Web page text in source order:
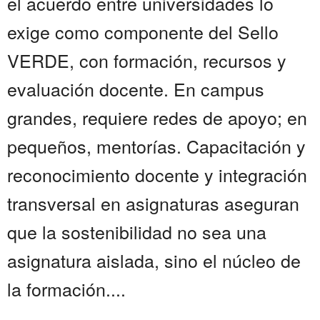
exige como componente del Sello
VERDE, con formación, recursos y
evaluación docente. En campus
grandes, requiere redes de apoyo; en
pequeños, mentorías. Capacitación y
reconocimiento docente y integración
transversal en asignaturas aseguran
que la sostenibilidad no sea una
asignatura aislada, sino el núcleo de
la formación....